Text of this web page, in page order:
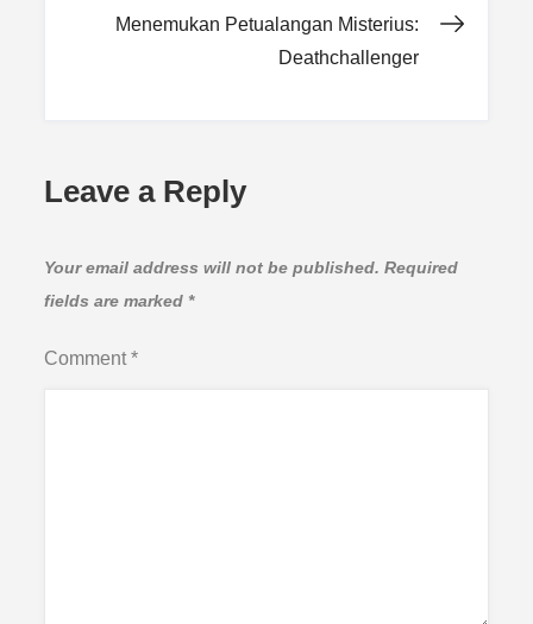
Menemukan Petualangan Misterius:
Deathchallenger
Leave a Reply
Your email address will not be published. Required
fields are marked *
Comment*